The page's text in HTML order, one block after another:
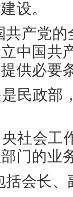
设。
产党的
中国共
供必要
民政部
社会工
门的业
会长、